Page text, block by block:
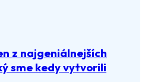
z najgeniálnejších
sme kedy vytvorili